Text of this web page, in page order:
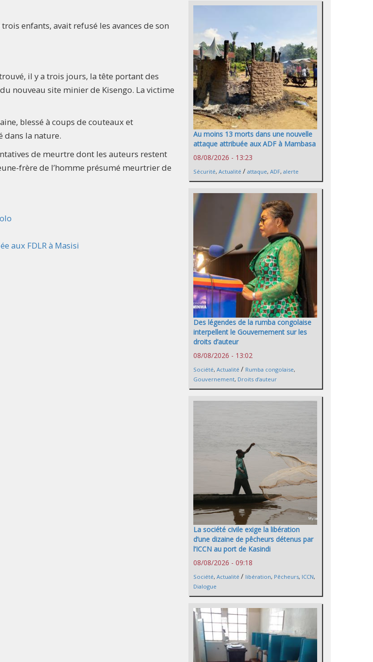
enfants, avait refusé les avances de son
il y a trois jours, la tête portant des
nouveau site minier de Kisengo. La victime
blessé à coups de couteaux et
dans la nature.
de meurtre dont les auteurs restent
frère de l’homme présumé meurtrier de
aux FDLR à Masisi
Au moins 13 morts dans une nouvelle
attaque attribuée aux ADF à Mambasa
08/08/2026 - 13:23
Sécurité, Actualité / attaque, ADF, alerte
Des légendes de la rumba congolaise
interpellent le Gouvernement sur les
droits d’auteur
08/08/2026 - 13:02
Société, Actualité / Rumba congolaise,
Gouvernement, Droits d’auteur
La société civile exige la libération
d’une dizaine de pêcheurs détenus par
l’ICCN au port de Kasindi
08/08/2026 - 09:18
Société, Actualité / libération, Pêcheurs, ICCN,
Dialogue